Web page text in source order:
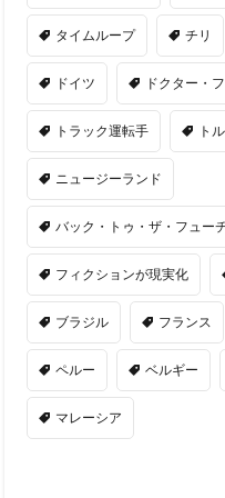
タイムループ チリ
ドイツ ドクター・
トラック運転手 ト
ニュージーランド
バック・トゥ・ザ・フュー
フィクションが現実化
ブラジル フランス
ペルー ベルギー
マレーシア